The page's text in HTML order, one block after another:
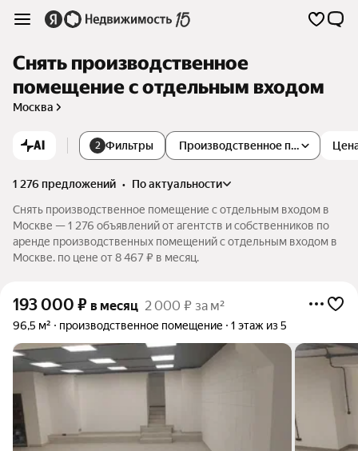
Снять производственное
помещение с отдельным входом
Москва
AI 2 Фильтры Производственное помещение
1 276 предложений •
по актуальности
Снять производственное помещение с отдельным входом в
Москве — 1 276 объявлений от агентств и собственников по
аренде производственных помещений с отдельным входом в
Москве. по цене от 8 467 ₽ в месяц.
193 000 ₽ в месяц 2 000 ₽ за м²
96,5 м² производственное помещение 1 этаж из 5